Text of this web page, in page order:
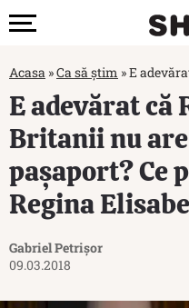
Acasa »Ca să știm »E
E adevărat că
Britanii nu
pașaport? Ce
Regina
Gabriel Petrișor
09.03.2018